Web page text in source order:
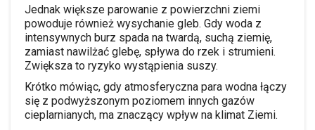
Jednak większe parowanie z powierzchni ziemi
powoduje również wysychanie gleb. Gdy woda z
intensywnych burz spada na twardą, suchą ziemię,
zamiast nawilżać glebę, spływa do rzek i strumieni.
Zwiększa to ryzyko wystąpienia suszy.
Krótko mówiąc, gdy atmosferyczna para wodna łączy
się z podwyższonym poziomem innych gazów
cieplarnianych, ma znaczący wpływ na klimat Ziemi.